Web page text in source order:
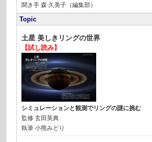
聞き手森 久美子（編集部）
Topic
土星 美しきリングの世界
【試し読み】
シミュレーションと観測でリングの謎に挑む
監修玄田英典
執筆小熊みどり